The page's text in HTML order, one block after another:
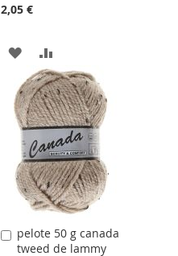
2,05 €
AJOUTER
À
LA
LISTE
D'ACHATS
AU
COMPARATEUR
pelote 50 g canada
tweed de lammy
Ajouter
au